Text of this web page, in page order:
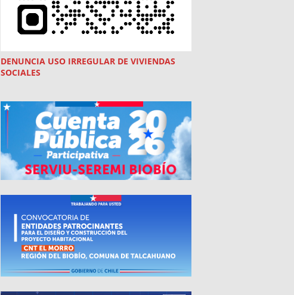
DENUNCIA USO IRREGULAR DE VIVIENDAS
SOCIALES